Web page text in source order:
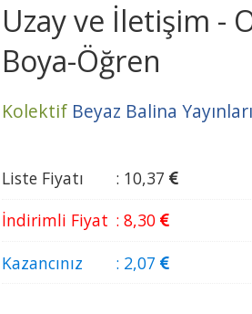
Uzay ve İletişim -
Boya-Öğren
Kolektif Beyaz Balina Yayınları
Liste Fiyatı : 10,37
İndirimli Fiyat : 8,30
Kazancınız
: 2,07